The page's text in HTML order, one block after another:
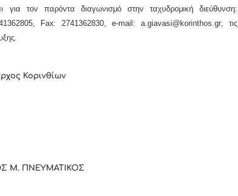
τον παρόντα διαγωνισμό στην ταχυδρομική διεύθυνση:
Fax: 2741362830, e-mail: a.giavasi@ korinthos.gr, τις
Κορινθίων
Μ. ΠΝΕΥΜΑΤΙΚΟΣ